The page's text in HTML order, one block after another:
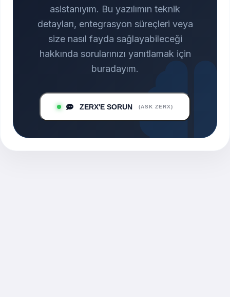
asistanıyım. Bu yazılımın teknik
detayları, entegrasyon süreçleri veya
size nasıl fayda sağlayabileceği
hakkında sorularınızı yanıtlamak için
buradayım.
ZERX'E SORUN (ASK ZERX)